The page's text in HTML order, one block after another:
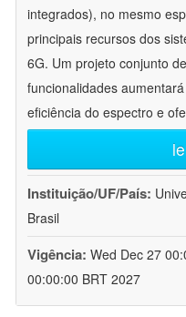
integrados), no mesmo
principais recursos dos
6G. Um projeto conjunto
funcionalidades
eficiência do espectro e
Instituição/UF/País:
Brasil
Vigência: Wed Dec 27
00:00:00 BRT 2027